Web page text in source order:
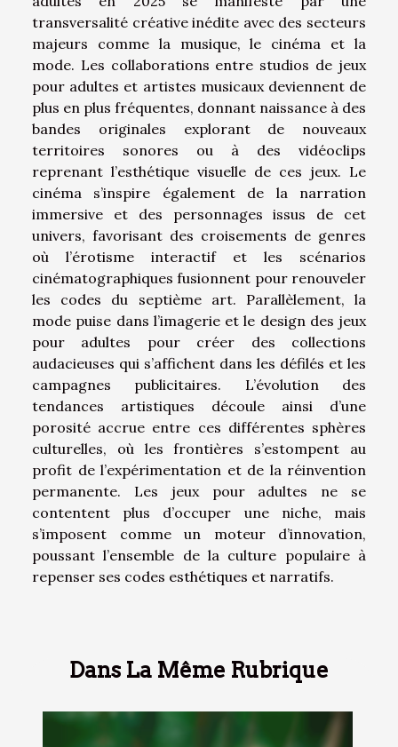
transversalité créative inédite avec des secteurs
majeurs comme la musique, le cinéma et la
mode. Les collaborations entre studios de jeux
pour adultes et artistes musicaux deviennent de
plus en plus fréquentes, donnant naissance à des
bandes originales explorant de nouveaux
territoires sonores ou à des vidéoclips
reprenant l’esthétique visuelle de ces jeux. Le
cinéma s’inspire également de la narration
immersive et des personnages issus de cet
univers, favorisant des croisements de genres
où l’érotisme interactif et les scénarios
cinématographiques fusionnent pour renouveler
les codes du septième art. Parallèlement, la
mode puise dans l’imagerie et le design des jeux
pour adultes pour créer des collections
audacieuses qui s’affichent dans les défilés et les
campagnes publicitaires. L’évolution des
tendances artistiques découle ainsi d’une
porosité accrue entre ces différentes sphères
culturelles, où les frontières s’estompent au
profit de l’expérimentation et de la réinvention
permanente. Les jeux pour adultes ne se
contentent plus d’occuper une niche, mais
s’imposent comme un moteur d’innovation,
poussant l’ensemble de la culture populaire à
repenser ses codes esthétiques et narratifs.
Dans La Même Rubrique